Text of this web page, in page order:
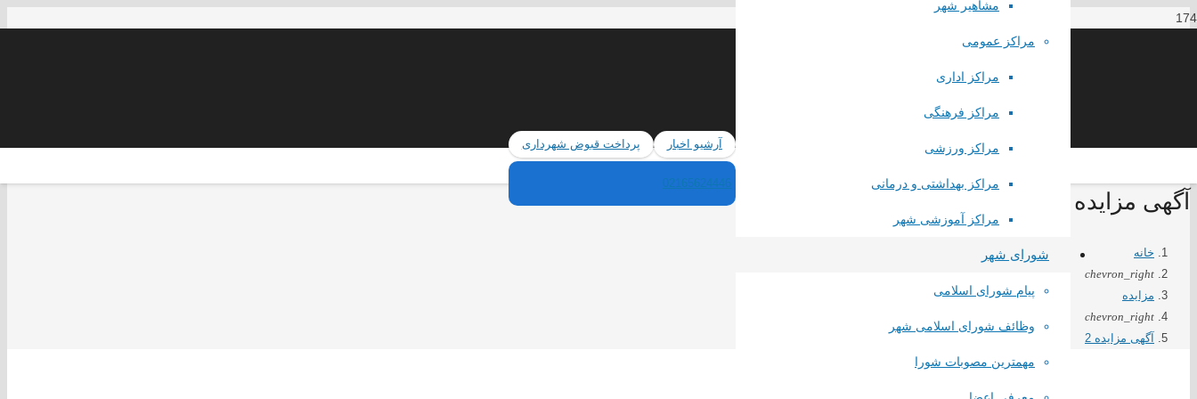
مشاهیر شهر
مراکز عمومی
مراکز اداری
مراکز فرهنگی
مراکز ورزشی
مراکز بهداشتی و درمانی
مراکز آموزشی شهر
شورای شهر
پیام شورای اسلامی
وظائف شورای اسلامی شهر
مهمترین مصوبات شورا
آرشیو اخبار پرداخت قبوض شهرداری
02165624446
آگهی مزایده 2
خانه
chevron_right
مزایده
chevron_right
آگهی مزایده 2
لینک های مستقیم
یگاه اطلاع رسانی مقام معظم رهبری
پایگاه اطلاع رسانی ریاست جمهوری